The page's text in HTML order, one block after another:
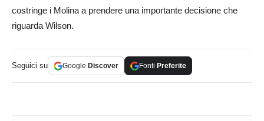
costringe i Molina a prendere una importante decisione che
riguarda Wilson.
Seguici su Google Discover Fonti Preferite